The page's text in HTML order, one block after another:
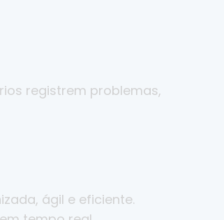
registrem problemas,
ágil e eficiente.